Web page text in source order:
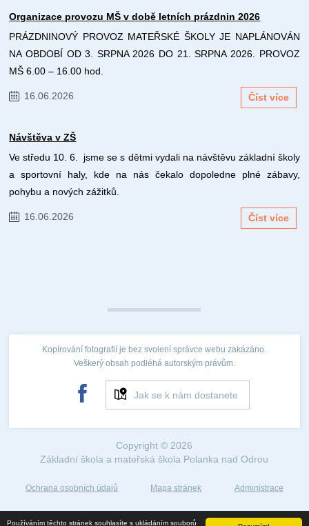
Používáním těchto stránek souhlasíte s ukládáním souborů
Organizace provozu MŠ v době letních prázdnin 2026
PRÁZDNINOVÝ PROVOZ MATEŘSKÉ ŠKOLY JE NAPLÁNOVÁN
NA OBDOBÍ OD 3. SRPNA 2026 DO 21. SRPNA 2026. PROVOZ
MŠ 6.00 – 16.00 hod.
16.06.2026 Číst více
Návštěva v ZŠ
Ve středu 10. 6. jsme se s dětmi vydali na návštěvu základní školy
a sportovní haly, kde na nás čekalo dopoledne plné zábavy,
pohybu a nových zážitků.
16.06.2026 Číst více
Kopírování fotografií je bez svolení správce webu zakázáno.
Veškerý obsah podléhá autorským právům.
Jak se k nám dostanete
Copyright © 2026
Základní škola a mateřská škola Polanka nad Odrou
Ochrana osobních údajů Mapa stránek Administrace